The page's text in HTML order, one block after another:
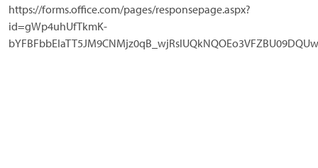
https://forms.office.com/pages/responsepage.aspx?
id=gWp4uhUfTkmK-